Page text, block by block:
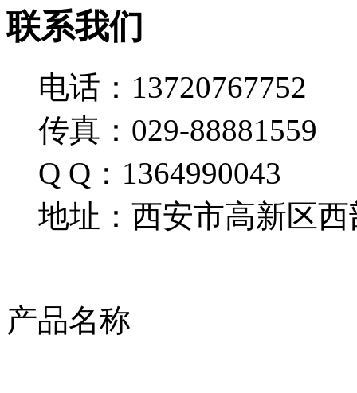
联系我们
电话：13720767752
传真：029-88881559
Q Q：1364990043
地址：西安市高新区西
产品名称